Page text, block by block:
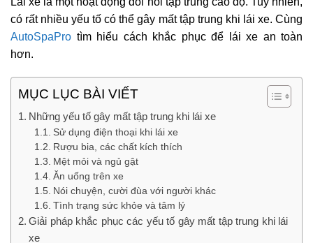
có rất nhiều yếu tố có thể gây mất tập trung khi lái xe. Cùng
AutoSpaPro tìm hiểu cách khắc phục để lái xe an toàn
hơn.
MỤC LỤC BÀI VIẾT
Những yếu tố gây mất tập trung khi lái xe
Sử dụng điện thoại khi lái xe
Rượu bia, các chất kích thích
Mệt mỏi và ngủ gật
Ăn uống trên xe
Nói chuyện, cười đùa với người khác
Tình trạng sức khỏe và tâm lý
Giải pháp khắc phục các yếu tố gây mất tập trung khi lái
xe